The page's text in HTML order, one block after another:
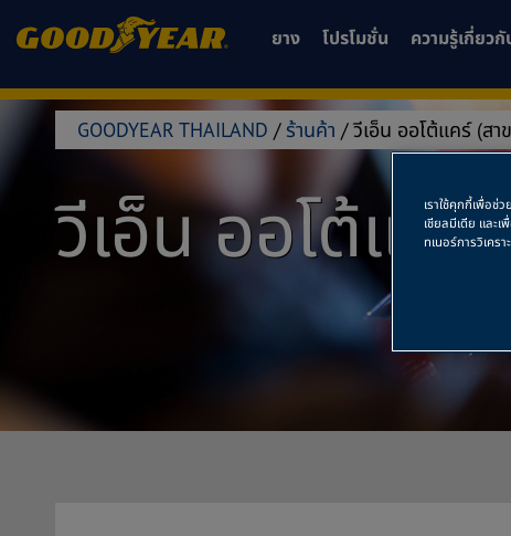
ยาง โปรโมชั่น ความรู้เกี่ยว
GOODYEAR THAILAND / ร้านค้า /วีเอ็น ออโต้แคร์ (สา
วีเอ็น ออโต้แคร์
เราใช้คุกกี้เพื่อช่
เชียลมีเดีย และเ
ทเนอร์การวิเคร